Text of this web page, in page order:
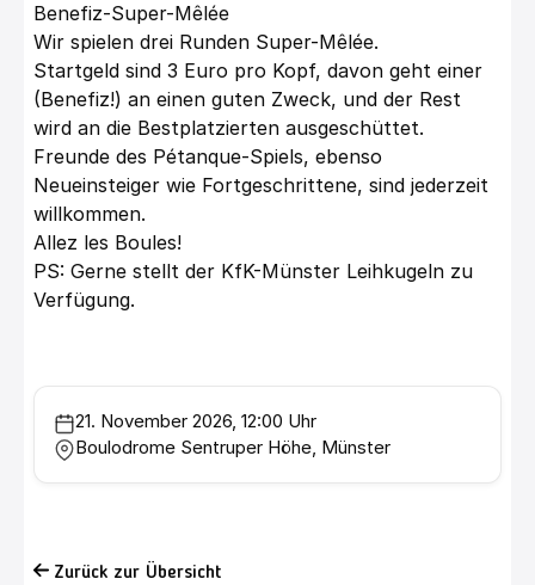
Benefiz-Super-Mêlée
Wir spielen drei Runden Super-Mêlée.
Startgeld sind 3 Euro pro Kopf, davon geht einer
(Benefiz!) an einen guten Zweck, und der Rest
wird an die Bestplatzierten ausgeschüttet.
Freunde des Pétanque-Spiels, ebenso
Neueinsteiger wie Fortgeschrittene, sind jederzeit
willkommen.
Allez les Boules!
PS: Gerne stellt der KfK-Münster Leihkugeln zu
Verfügung.
21. November 2026, 12:00 Uhr
Boulodrome Sentruper Höhe, Münster
Zurück zur Übersicht